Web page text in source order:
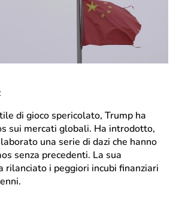
di gioco spericolato, Trump ha
sui mercati globali. Ha introdotto,
una serie di dazi che hanno
senza precedenti. La sua
rilanciato i peggiori incubi finanziari